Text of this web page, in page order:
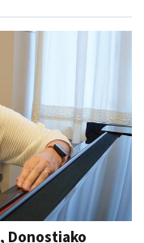
Donostiako